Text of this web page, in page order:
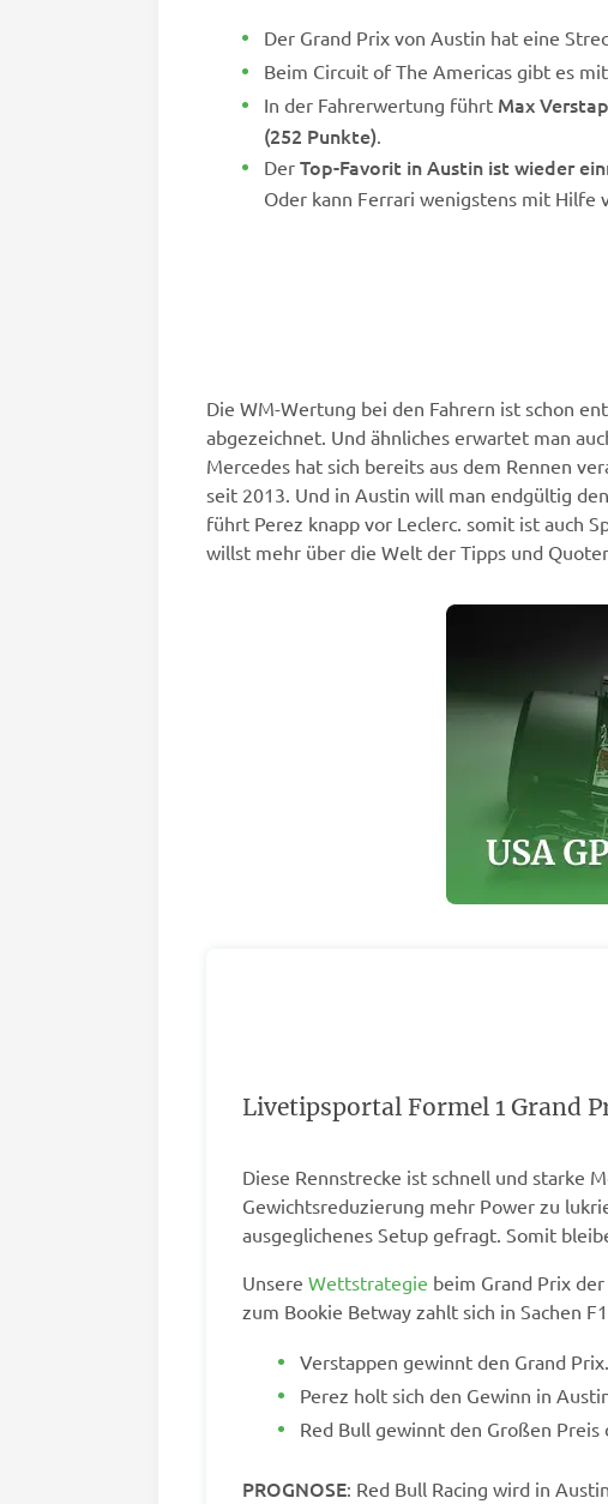
Der Grand Prix von Austin hat eine
Beim Circuit of The Americas gibt es
In der Fahrerwertung führt Max
(252 Punkte)
Der Top-Favorit in Austin ist wieder
Oder kann Ferrari wenigstens mit Hilfe
Die WM-Wertung bei den Fahrern ist schon
abgezeichnet. Und ähnliches erwartet man
Mercedes hat sich bereits aus dem Rennen
seit 2013. Und in Austin will man endgültig
führt Perez knapp vor Leclerc. somit ist auch
willst mehr über die Welt der Tipps und
Livetipsportal Formel 1 Grand
Diese Rennstrecke ist schnell und starke
Gewichtsreduzierung mehr Power zu
ausgeglichenes Setup gefragt. Somit
Unsere Wettstrategie beim Grand Prix
zum Bookie Betway zahlt sich in Sachen
Verstappen gewinnt den Grand Prix.
Perez holt sich den Gewinn in
Red Bull gewinnt den Großen Preis
PROGNOSE: Red Bull Racing wird in